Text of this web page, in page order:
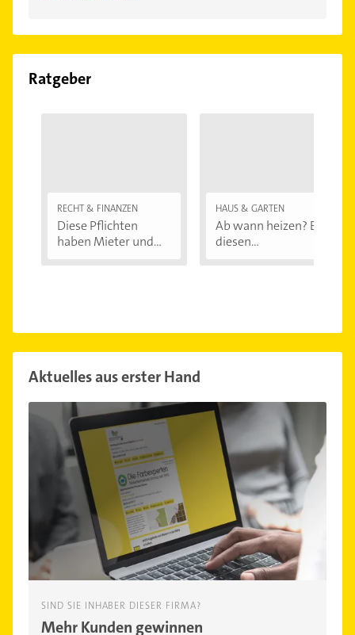
Ratgeber
RECHT & FINANZEN
Diese Pflichten
haben Mieter und...
HAUS & GARTEN
Ab wann heizen? Bei
diesen
Aktuelles aus erster Hand
SIND SIE INHABER DIESER FIRMA?
Mehr Kunden gewinnen